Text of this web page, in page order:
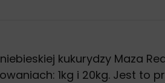
kukurydzy Maza
1kg i 20kg. Jest to